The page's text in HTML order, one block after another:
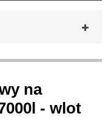
na
- wlot